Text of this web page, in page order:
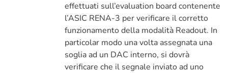
effettuati sull’evaluation board contenente
l’ASIC RENA-3 per verificare il corretto
funzionamento della modalità Readout. In
particolar modo una volta assegnata una
soglia ad un DAC interno, si dovrà
verificare che il segnale inviato ad uno